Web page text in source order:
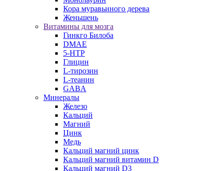
Кора муравьиного дерева
Женьшень
Витамины для мозга
Гинкго Билоба
DMAE
5-HTP
Глицин
L-тирозин
L-теанин
GABA
Минералы
Железо
Кальций
Магний
Цинк
Медь
Кальций магний цинк
Кальций магний витамин D
Кальций магний D3